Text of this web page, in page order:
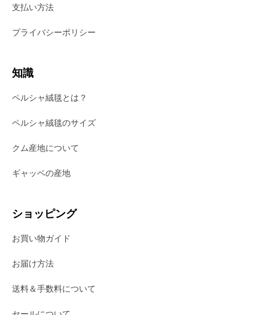
支払い方法
プライバシーポリシー
知識
ペルシャ絨毯とは？
ペルシャ絨毯のサイズ
クム産地について
ギャッベの産地
ショッピング
お買い物ガイド
お届け方法
送料＆手数料について